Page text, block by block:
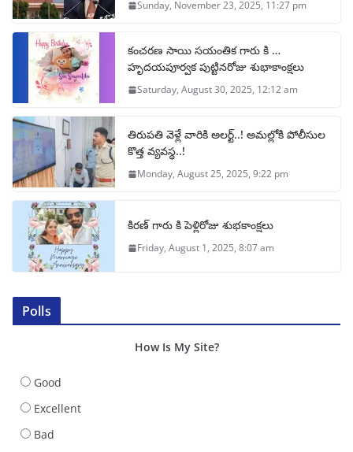
Sunday, November 23, 2025, 11:27 pm
కంచరణ సాయి సయంతిక గారు కి …
హృదయపూర్వక పుట్టినరోజు శుభాకాంక్షలు
Saturday, August 30, 2025, 12:12 am
తిరుపతి వెళ్లే వారికి అలర్ట్..! అమల్లోకి పోలీసుల
కొత్త వ్యవస్థ..!
Monday, August 25, 2025, 9:22 pm
కిరణ్ గారు కి పెళ్లిరోజు శుభకాంక్షలు
Friday, August 1, 2025, 8:07 am
Polls
How Is My Site?
Good
Excellent
Bad